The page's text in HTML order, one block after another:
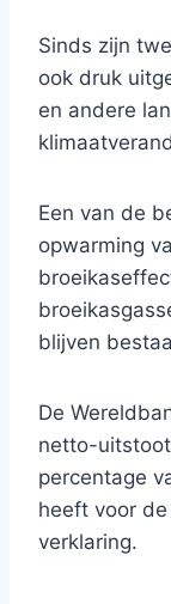
Sinds zijn
ook druk
en andere
Een van de
opwarming
blijven
De
netto-
percentage
heeft voor
verklaring.